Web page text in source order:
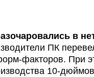
в
ПК
факторов. При
10-